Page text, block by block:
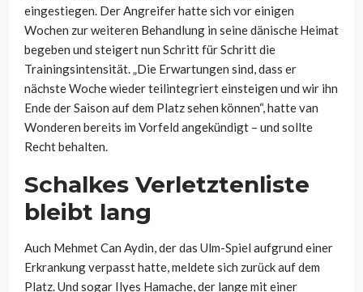
eingestiegen. Der Angreifer hatte sich vor einigen
Wochen zur weiteren Behandlung in seine dänische Heimat
begeben und steigert nun Schritt für Schritt die
Trainingsintensität. „Die Erwartungen sind, dass er
nächste Woche wieder teilintegriert einsteigen und wir ihn
Ende der Saison auf dem Platz sehen können“, hatte van
Wonderen bereits im Vorfeld angekündigt – und sollte
Recht behalten.
Schalkes Verletztenliste
bleibt lang
Auch Mehmet Can Aydin, der das Ulm-Spiel aufgrund einer
Erkrankung verpasst hatte, meldete sich zurück auf dem
Platz. Und sogar Ilyes Hamache, der lange mit einer